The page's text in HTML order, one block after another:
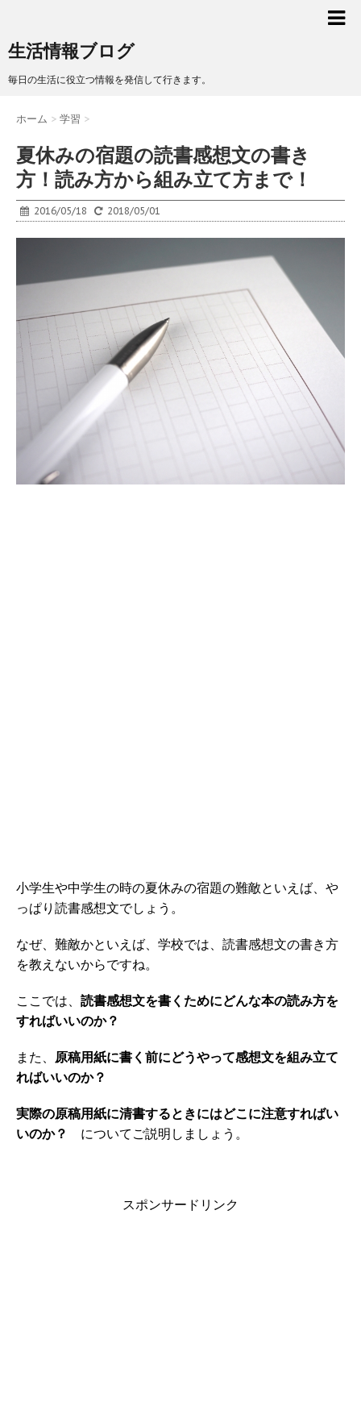
生活情報ブログ
毎日の生活に役立つ情報を発信して行きます。
ホーム > 学習 >
夏休みの宿題の読書感想文の書き
方！読み方から組み立て方まで！
2016/05/18 2018/05/01
小学生や中学生の時の夏休みの宿題の難敵といえば、や
っぱり読書感想文でしょう。
なぜ、難敵かといえば、学校では、読書感想文の書き方
を教えないからですね。
ここでは、 読書感想文を書くためにどんな本の読み方を
すればいいのか？
また、 原稿用紙に書く前にどうやって感想文を組み立て
ればいいのか？
実際の原稿用紙に清書するときにはどこに注意すればい
いのか？
についてご説明しましょう。
スポンサードリンク